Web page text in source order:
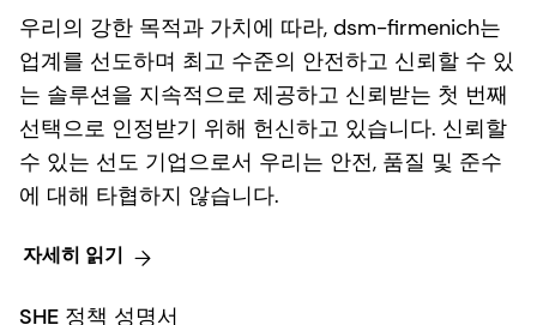
우리의 강한 목적과 가치에 따라, dsm-firmenich는
업계를 선도하며 최고 수준의 안전하고 신뢰할 수 있
는 솔루션을 지속적으로 제공하고 신뢰받는 첫 번째
선택으로 인정받기 위해 헌신하고 있습니다. 신뢰할
수 있는 선도 기업으로서 우리는 안전, 품질 및 준수
에 대해 타협하지 않습니다.
자세히 읽기
SHE 정책 성명서